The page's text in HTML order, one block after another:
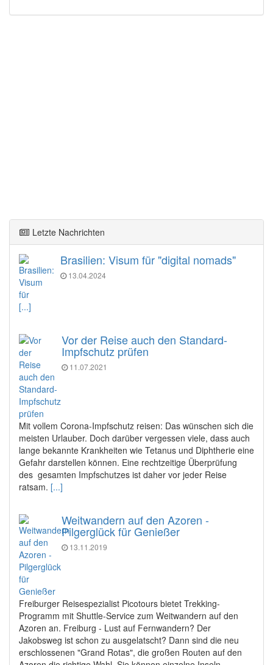
Letzte Nachrichten
Brasilien: Visum für "digital nomads"
13.04.2024
[...]
Vor der Reise auch den Standard-
Impfschutz prüfen
11.07.2021
Mit vollem Corona-Impfschutz reisen: Das wünschen sich die
meisten Urlauber. Doch darüber vergessen viele, dass auch
lange bekannte Krankheiten wie Tetanus und Diphtherie eine
Gefahr darstellen können. Eine rechtzeitige Überprüfung
des gesamten Impfschutzes ist daher vor jeder Reise
ratsam. [...]
Weitwandern auf den Azoren -
Pilgerglück für Genießer
13.11.2019
Freiburger Reisespezialist Picotours bietet Trekking-
Programm mit Shuttle-Service zum Weitwandern auf den
Azoren an. Freiburg - Lust auf Fernwandern? Der
Jakobsweg ist schon zu ausgelatscht? Dann sind die neu
erschlossenen "Grand Rotas", die großen Routen auf den